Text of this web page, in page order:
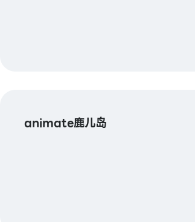
animate鹿儿岛